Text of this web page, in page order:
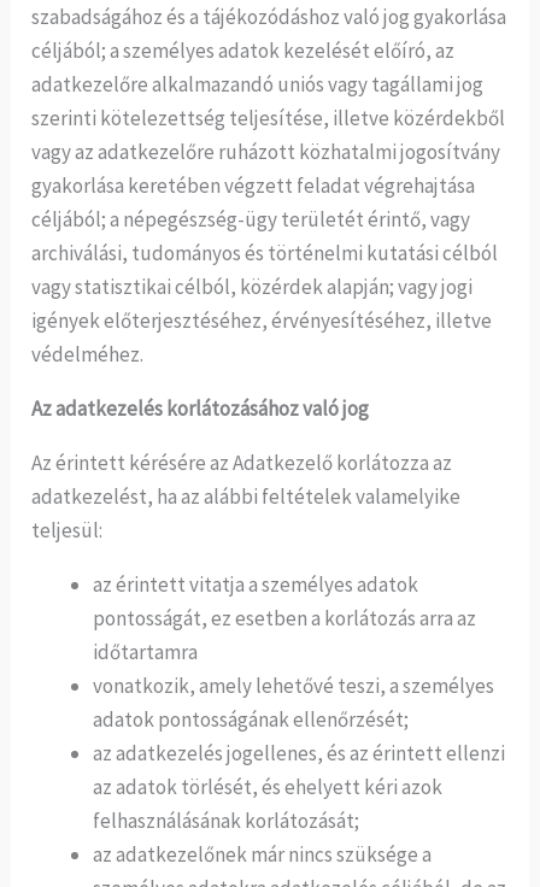
szabadságához és a tájékozódáshoz való jog gyakorlása
céljából; a személyes adatok kezelését előíró, az
adatkezelőre alkalmazandó uniós vagy tagállami jog
szerinti kötelezettség teljesítése, illetve közérdekből
vagy az adatkezelőre ruházott közhatalmi jogosítvány
gyakorlása keretében végzett feladat végrehajtása
céljából; a népegészség-ügy területét érintő, vagy
archiválási, tudományos és történelmi kutatási célból
vagy statisztikai célból, közérdek alapján; vagy jogi
igények előterjesztéséhez, érvényesítéséhez, illetve
védelméhez.
Az adatkezelés korlátozásához való jog
Az érintett kérésére az Adatkezelő korlátozza az
adatkezelést, ha az alábbi feltételek valamelyike
teljesül:
az érintett vitatja a személyes adatok
pontosságát, ez esetben a korlátozás arra az
időtartamra
vonatkozik, amely lehetővé teszi, a személyes
adatok pontosságának ellenőrzését;
az adatkezelés jogellenes, és az érintett ellenzi
az adatok törlését, és ehelyett kéri azok
felhasználásának korlátozását;
az adatkezelőnek már nincs szüksége a